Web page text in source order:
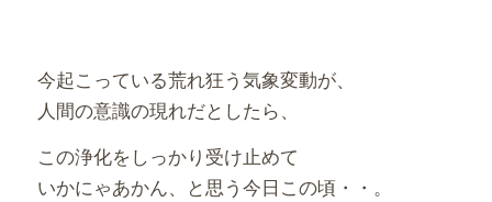
今起こっている荒れ狂う気象変動が、
人間の意識の現れだとしたら、
この浄化をしっかり受け止めて
いかにゃあかん、と思う今日この頃・・。